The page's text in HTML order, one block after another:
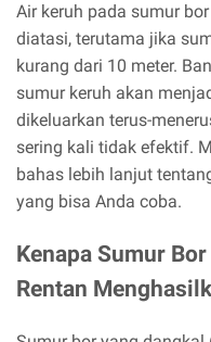
Air keruh pada sumur
diatasi, terutama jika
kurang dari 10 meter.
sumur keruh akan
dikeluarkan terus-
sering kali tidak efektif.
bahas lebih lanjut
yang bisa Anda coba.
Kenapa Sumur
Rentan